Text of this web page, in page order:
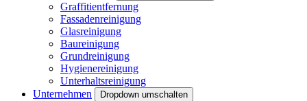
Graffitientfernung
Fassadenreinigung
Glasreinigung
Baureinigung
Grundreinigung
Hygienereinigung
Unterhaltsreinigung
Unternehmen
Dropdown umschalten